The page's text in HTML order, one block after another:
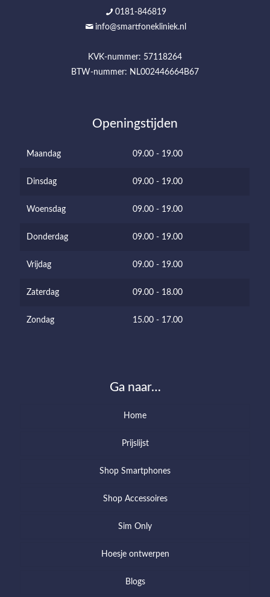
0181-846819
info@smartfonekliniek.nl
KVK-nummer: 57118264
BTW-nummer: NL002446664B67
Openingstijden
Maandag 09.00 - 19.00
Dinsdag 09.00 - 19.00
Woensdag 09.00 - 19.00
Donderdag 09.00 - 19.00
Vrijdag 09.00 - 19.00
Zaterdag 09.00 - 18.00
Zondag 15.00 - 17.00
Ga naar…
Home
Prijslijst
Shop Smartphones
Shop Accessoires
Sim Only
Hoesje ontwerpen
Blogs